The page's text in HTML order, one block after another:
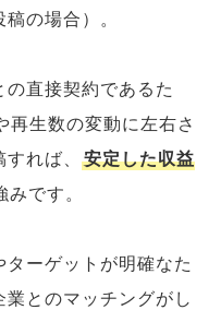
の場合）。
直接契約であるた
再生数の変動に左右さ
すれば、安定した収益
です。
ーゲットが明確なた
とのマッチングがし